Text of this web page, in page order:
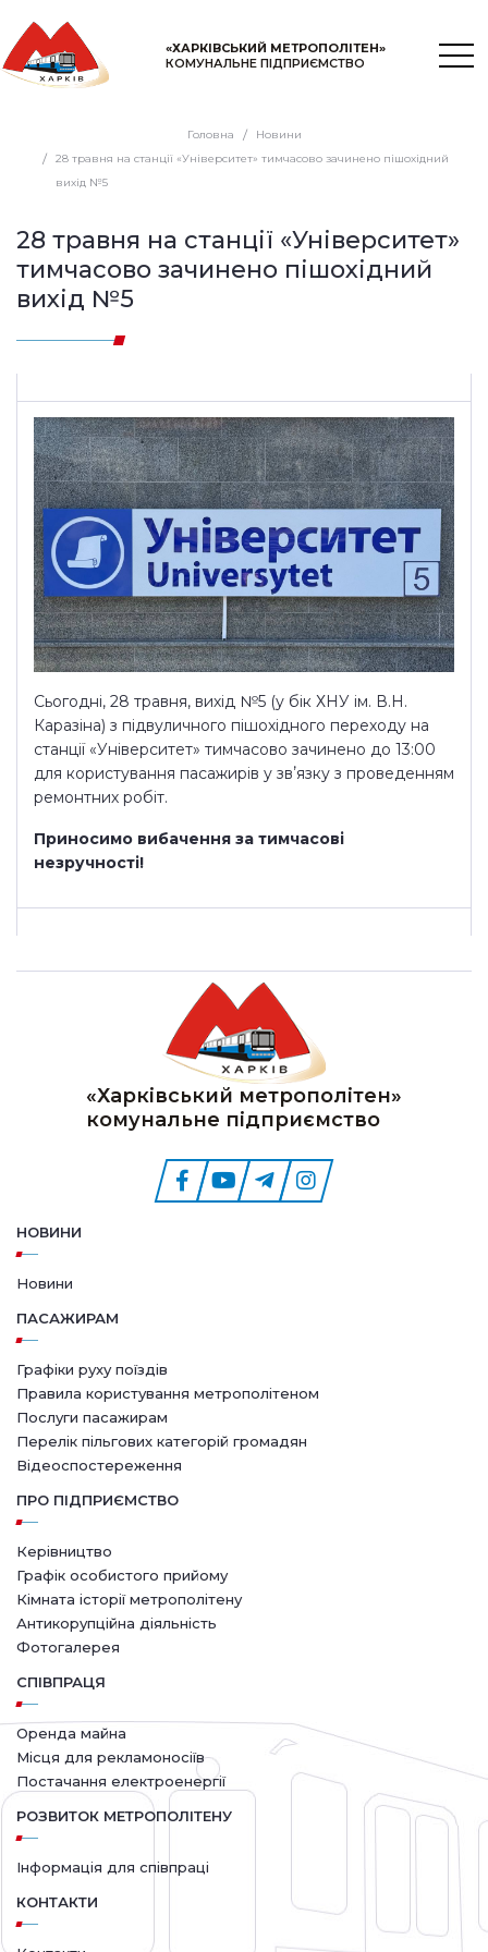
«ХАРКІВСЬКИЙ МЕТРОПОЛІТЕН»
КОМУНАЛЬНЕ ПІДПРИЄМСТВО
Головна
Новини
28 травня на станції «Університет» тимчасово зачинено пішохідний
вихід №5
28 травня на станції «Університет»
тимчасово зачинено пішохідний
вихід №5
Сьогодні, 28 травня, вихід №5 (у бік ХНУ ім. В.Н.
Каразіна) з підвуличного пішохідного переходу на
станції «Університет» тимчасово зачинено до 13:00
для користування пасажирів у звʼязку з проведенням
ремонтних робіт.
Приносимо вибачення за тимчасові
незручності!
«Харківський метрополітен»
комунальне підприємство
НОВИНИ
Новини
ПАСАЖИРАМ
Графіки руху поїздів
Правила користування метрополітеном
Послуги пасажирам
Перелік пільгових категорій громадян
Відеоспостереження
ПРО ПІДПРИЄМСТВО
Керівництво
Графік особистого прийому
Кімната історії метрополітену
Антикорупційна діяльність
Фотогалерея
СПІВПРАЦЯ
Оренда майна
Місця для рекламоносіїв
Постачання електроенергії
РОЗВИТОК МЕТРОПОЛІТЕНУ
Інформація для співпраці
КОНТАКТИ